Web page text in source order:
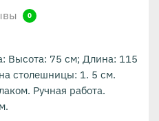
0
Высота: 75 см; Длина: 115
столешницы: 1. 5 см.
Ручная работа.